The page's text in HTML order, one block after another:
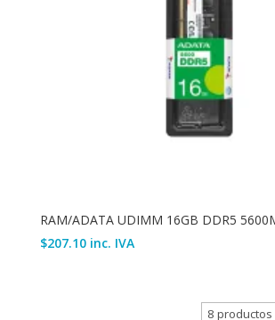
RAM/ADATA UDIMM 16GB DDR5
$207.10 inc. IVA